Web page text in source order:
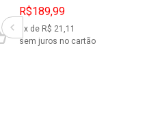
R$189,99
9x de R$ 21,11
sem juros no cartão